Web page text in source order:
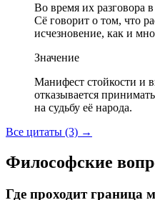
Во время их разговора в
Сё говорит о том, что
исчезновение, как и
Значение
Манифест стойкости и
отказывается
на судьбу её народа.
Все цитаты (3) →
Философские
Где проходит граница